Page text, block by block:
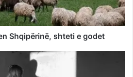
Shqipërinë, shteti e godet